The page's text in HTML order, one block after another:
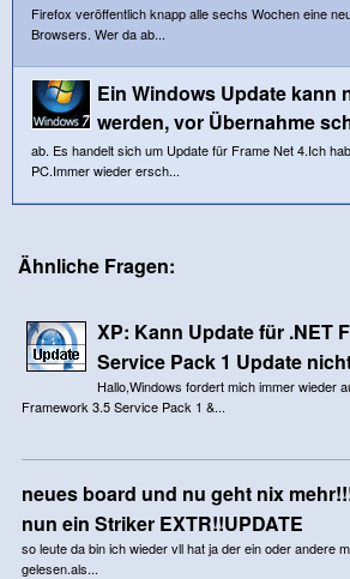
Firefox veröffentlich knapp alle sechs Wochen eine
Browsers. Wer da ab...
Ein Windows Update kann
werden, vor Übernahme
ab. Es handelt sich um Update für Frame Net 4.Ich
PC.Immer wieder ersch...
Ähnliche Fragen:
XP: Kann Update für .NET
Service Pack 1 Update
Hallo,Windows fordert mich immer wieder
Framework 3.5 Service Pack 1 &...
neues board und nu geht nix
nun ein Striker EXTR!!UPDATE
so leute da bin ich wieder vll hat ja der ein oder andere
gelesen.als...